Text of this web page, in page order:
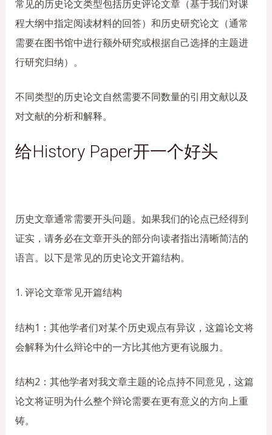
常见的历史论文类型包括历史评论文章（基于我们对课
程大纲中指定阅读材料的回答）和历史研究论文（通常
需要在图书馆中进行额外研究或根据自己选择的主题进
行研究归纳）。
不同类型的历史论文自然需要不同数量的引用文献以及
对文献的分析和解释。
给History Paper开一个好头
历史文章通常需要开头问题。如果我们的论点已经得到
证实，请务必在文章开头的部分向读者指出清晰简洁的
语言。以下是常见的历史论文开篇结构。
1. 评论文章常见开篇结构
结构1：其他学者们对某个历史观点有异议，这篇论文将
会解释为什么辩论中的一方比其他方更有说服力。
结构2：其他学者对我文章主题的论点持不同意见，这篇
论文将证明为什么整个辩论需要在更有意义的方向上重
铸。